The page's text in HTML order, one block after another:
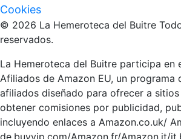
Cookies
© 2026 La Hemeroteca del Buitre
reservados.
La Hemeroteca del Buitre participa en
Afiliados de Amazon EU, un programa
afiliados diseñado para ofrecer a
obtener comisiones por publicidad,
incluyendo enlaces a Amazon.co.uk/
de.buyvip.com/Amazon.fr/Amazon.it/